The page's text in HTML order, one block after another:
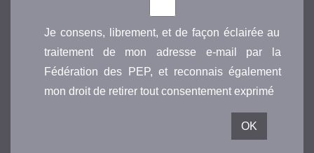
Je consens, librement, et de façon éclairée au
traitement de mon adresse e-mail par la
Fédération des PEP, et reconnais également
mon droit de retirer tout consentement exprimé